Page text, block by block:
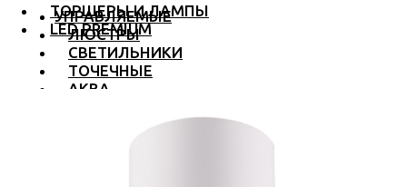
ТОРШЕРЫ И ЛАМПЫ
LED PREMIUM
УПРАВЛЯЕМЫЕ
ЛЮСТРЫ
СВЕТИЛЬНИКИ
ТОЧЕЧНЫЕ
АКВА